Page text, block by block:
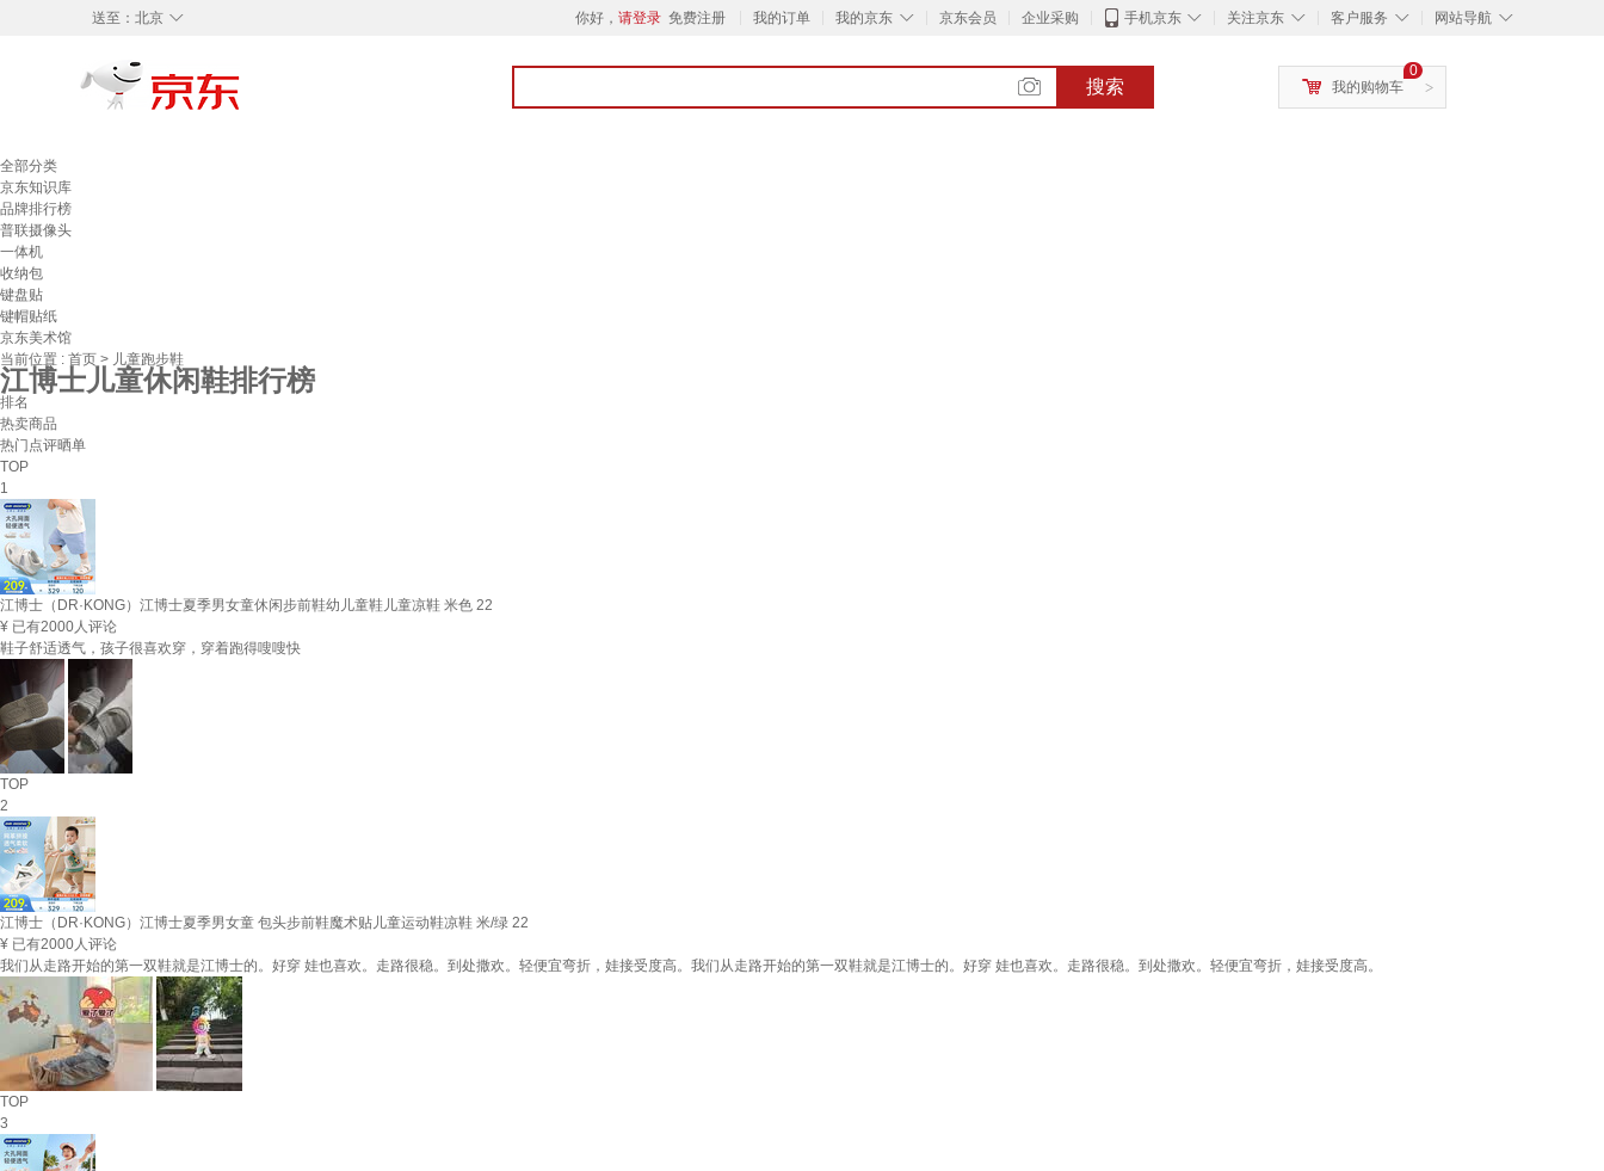
◇
送至： 北京 你好， 请登录 免费注册 我的订单 ◇
我的京东 京东会员 企业采购 ◇
手机京东 ◇
关注京东 ◇
客户服务 ◇
网站导航
搜索 >
0
我的购物车
全部分类
京东知识库
品牌排行榜
普联摄像头
一体机
收纳包
键盘贴
键帽贴纸
京东美术馆
当前位置 : 首页 > 儿童跑步鞋
江博士儿童休闲鞋排行榜
排名
热卖商品
热门点评晒单
TOP
1
江博士（DR·KONG）江博士夏季男女童休闲步前鞋幼儿童鞋儿童凉鞋 米色 22
¥ 已有2000人评论
鞋子舒适透气，孩子很喜欢穿，穿着跑得嗖嗖快
TOP
2
江博士（DR·KONG）江博士夏季男女童 包头步前鞋魔术贴儿童运动鞋凉鞋 米/绿 22
¥ 已有2000人评论
我们从走路开始的第一双鞋就是江博士的。好穿 娃也喜欢。走路很稳。到处撒欢。轻便宜弯折，娃接受度高。我们从走路开始的第一双鞋就是江博士的。好穿 娃也喜欢。走路很稳。到处撒欢。轻便宜弯折，娃接受度高。
TOP
3